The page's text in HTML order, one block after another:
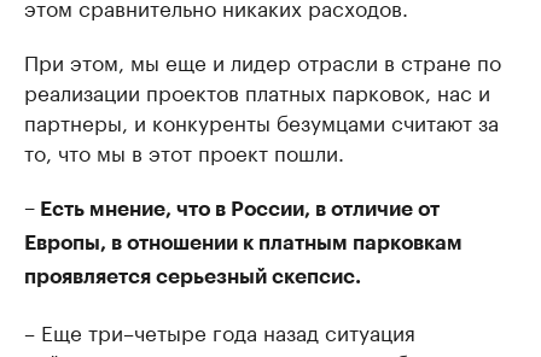
этом сравнительно никаких расходов.
При этом, мы еще и лидер отрасли в стране по
реализации проектов платных парковок, нас и
партнеры, и конкуренты безумцами считают за
то, что мы в этот проект пошли.
– Есть мнение, что в России, в отличие от
Европы, в отношении к платным парковкам
проявляется серьезный скепсис.
– Еще три–четыре года назад ситуация